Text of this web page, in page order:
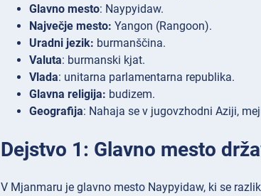
Glavno mesto: Naypyidaw.
Največje mesto: Yangon (Rangoon).
Uradni jezik: burmanščina.
Valuta: burmanski kjat.
Vlada: unitarna parlamentarna republika.
Glavna religija: budizem.
Geografija: Nahaja se v jugovzhodni Aziji,
Dejstvo 1: Glavno mesto
V Mjanmaru je glavno mesto Naypyidaw, ki se